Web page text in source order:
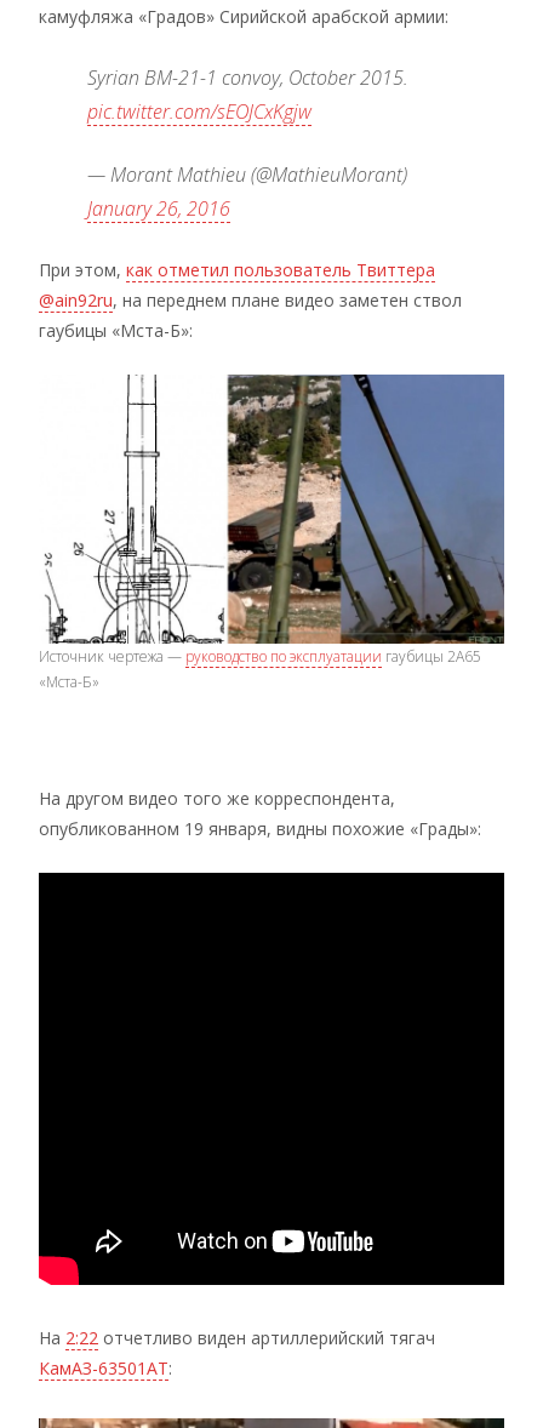
камуфляжа «Градов» Сирийской арабской армии:
Syrian BM-21-1 convoy, October 2015.
pic.twitter.com/sEOJCxKgjw
— Morant Mathieu (@MathieuMorant)
January 26, 2016
При этом, как отметил пользователь Твиттера
@ain92ru, на переднем плане видео заметен ствол
гаубицы «Мста-Б»:
Источник чертежа — руководство по эксплуатации гаубицы 2А65
«Мста-Б»
На другом видео того же корреспондента,
опубликованном 19 января, видны похожие «Грады»:
На 2:22 отчетливо виден артиллерийский тягач
КамАЗ-63501АТ: